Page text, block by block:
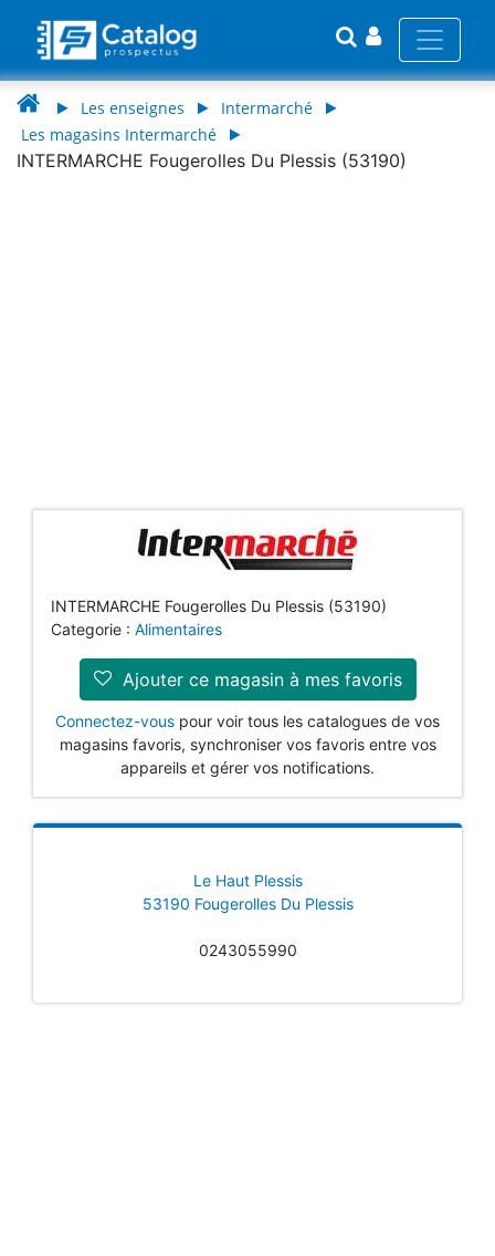
Les enseignes
Intermarché
Les magasins Intermarché
INTERMARCHE Fougerolles Du Plessis (53190)
INTERMARCHE Fougerolles Du Plessis (53190)
Categorie : Alimentaires
Ajouter ce magasin à mes favoris
Connectez-vous pour voir tous les catalogues de vos
magasins favoris, synchroniser vos favoris entre vos
appareils et gérer vos notifications.
Le Haut Plessis
53190 Fougerolles Du Plessis
0243055990